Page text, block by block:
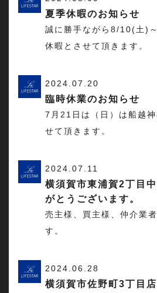
夏季休暇のお知らせ
誠に勝手ながら8/10(土)
休暇とさせて頂きます。
2024.07.20
臨時休業のお知らせ
7月21日は（日）は船越
せて頂きます。
2024.07.11
横須賀市東浦賀2丁目
がとうございます。
売主様、買主様、仲介業
す。
2024.06.28
横須賀市佐野町3丁目